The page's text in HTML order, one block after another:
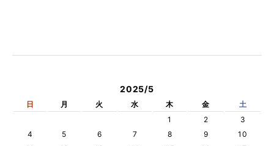
2025/5
日 月 火 水 木 金
土
1
2
3
4
5 6 7 8 9
10